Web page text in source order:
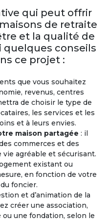
qui peut offrir
de retraite
et la qualité de
quelques conseils
ce projet :
que vous souhaitez
revenus, centres
de choisir le type de
les services et les
et à leurs envies.
maison partagée : il
commerces et des
agréable et sécurisant.
existant ou
en fonction de votre
foncier.
et d’animation de la
créer une association,
une fondation, selon le
avantageux toute
par an.
nationalités se
premiers rangs des
sa retraite. D’ailleurs
système de
est la deuxième
mon profil